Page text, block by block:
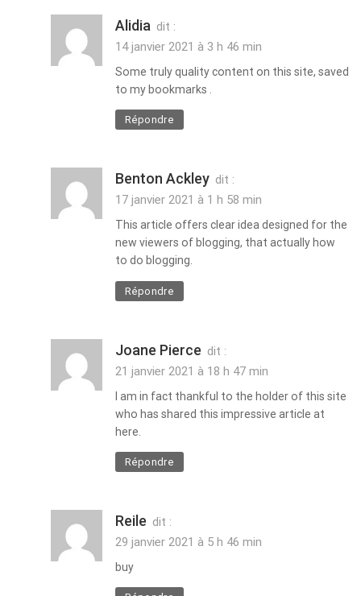
Alidia dit :
14 janvier 2021 à 3 h 46 min
Some truly quality content on this site, saved
to my bookmarks .
Répondre
Benton Ackley dit :
17 janvier 2021 à 1 h 58 min
This article offers clear idea designed for the
new viewers of blogging, that actually how
to do blogging.
Répondre
Joane Pierce dit :
21 janvier 2021 à 18 h 47 min
I am in fact thankful to the holder of this site
who has shared this impressive article at
here.
Répondre
Reile dit :
29 janvier 2021 à 5 h 46 min
buy